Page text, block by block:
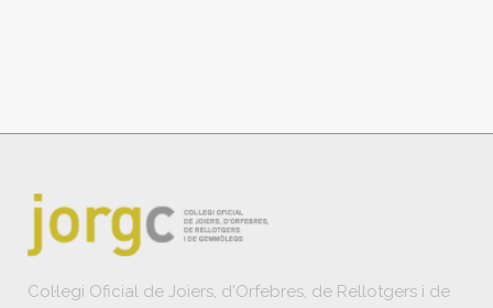
Col·legi Oficial de Joiers, d'Orfebres, de Rellotgers i de